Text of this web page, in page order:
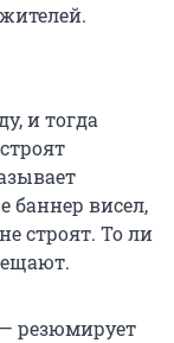
и тогда
баннер висел,
строят. То ли
резюмирует